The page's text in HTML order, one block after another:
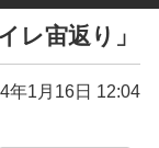
レ宙返り」
年1月16日 12:04